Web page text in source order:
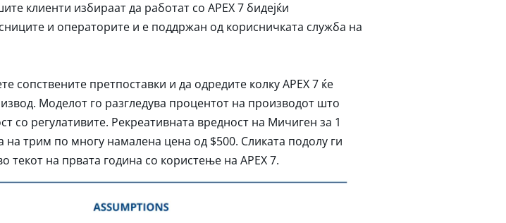
клиенти избираат да работат со APEX 7 бидејќи
и операторите и е поддржан од корисничката служба на
сопствените претпоставки и да одредите колку APEX 7 ќе
Моделот го разгледува процентот на производот што
со регулативите. Рекреативната вредност на Мичиген за 1
трим по многу намалена цена од $500. Сликата подолу ги
текот на првата година со користење на APEX 7.